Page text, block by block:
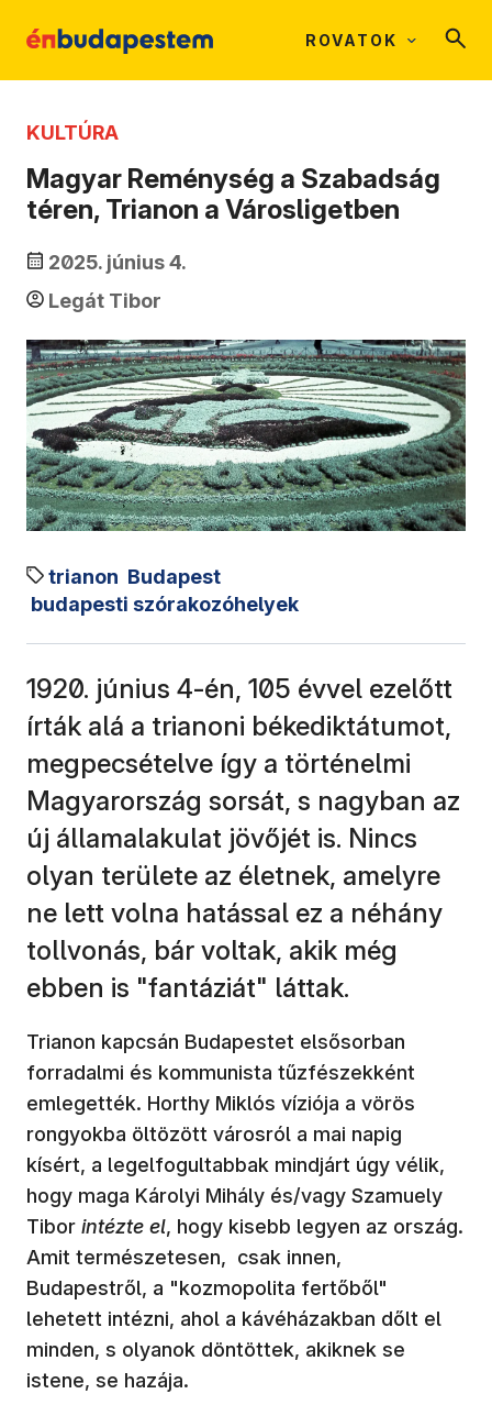
ROVATOK
KULTÚRA
Magyar Reménység a Szabadság
téren, Trianon a Városligetben
2025. június 4.
Legát Tibor
trianon Budapest
budapesti szórakozóhelyek
1920. június 4-én, 105 évvel ezelőtt
írták alá a trianoni békediktátumot,
megpecsételve így a történelmi
Magyarország sorsát, s nagyban az
új államalakulat jövőjét is. Nincs
olyan területe az életnek, amelyre
ne lett volna hatással ez a néhány
tollvonás, bár voltak, akik még
ebben is "fantáziát" láttak.
Trianon kapcsán Budapestet elsősorban
forradalmi és kommunista tűzfészekként
emlegették. Horthy Miklós víziója a vörös
rongyokba öltözött városról a mai napig
kísért, a legelfogultabbak mindjárt úgy vélik,
hogy maga Károlyi Mihály és/vagy Szamuely
Tibor intézte el, hogy kisebb legyen az ország.
Amit természetesen, csak innen,
Budapestről, a "kozmopolita fertőből"
lehetett intézni, ahol a kávéházakban dőlt el
minden, s olyanok döntöttek, akiknek se
istene, se hazája.